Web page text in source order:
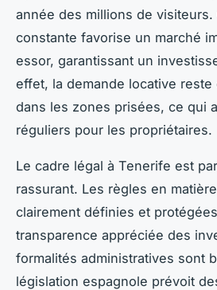
année des millions de
constante favorise un marché
essor, garantissant un
effet, la demande locative
dans les zones prisées, ce qui
réguliers pour les propriétaires.
Le cadre légal à Tenerife est
rassurant. Les règles en
clairement définies et
transparence appréciée des
formalités administratives sont
législation espagnole prévoit